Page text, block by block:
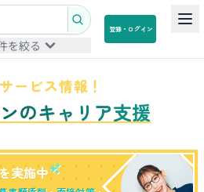
を絞る
登録・ログイン
ービス情報！
のキャリア支援
を実施中